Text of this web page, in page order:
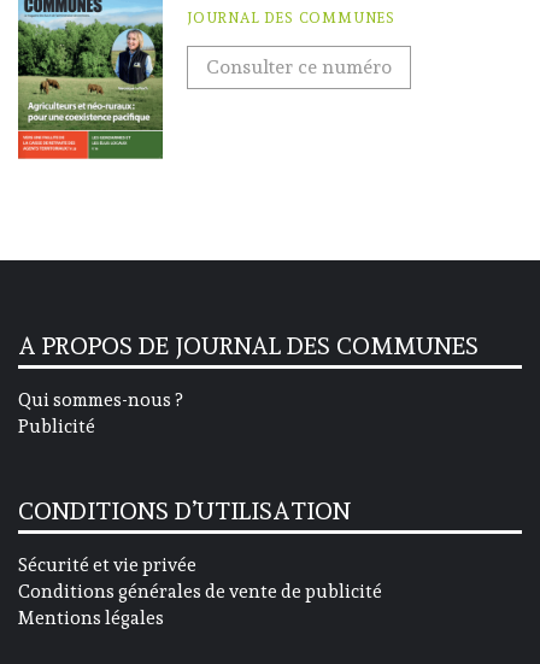
JOURNAL DES COMMUNES
Consulter ce numéro
A PROPOS DE JOURNAL DES COMMUNES
Qui sommes-nous ?
Publicité
CONDITIONS D’UTILISATION
Sécurité et vie privée
Conditions générales de vente de publicité
Mentions légales